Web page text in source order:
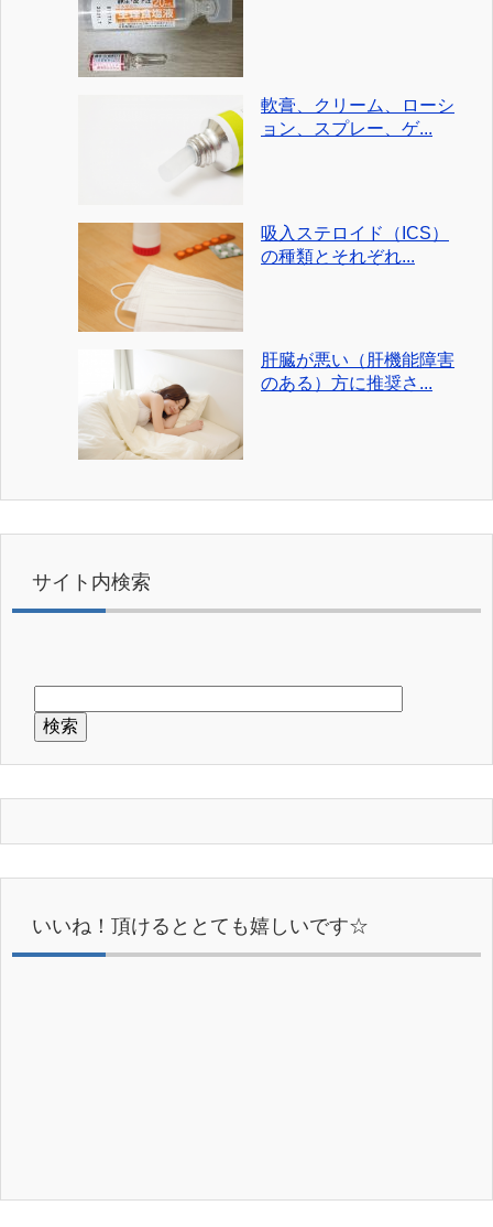
軟膏、クリーム、ローシ
ョン、スプレー、ゲ...
吸入ステロイド（ICS）
の種類とそれぞれ...
肝臓が悪い（肝機能障害
のある）方に推奨さ...
サイト内検索
いいね！頂けるととても嬉しいです☆